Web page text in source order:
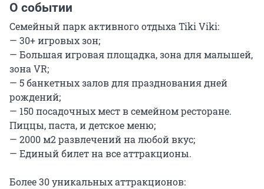
О событии
Семейный парк активного отдыха Tiki Viki:
— 30+ игровых зон;
— Большая игровая площадка, зона для малышей,
зона VR;
— 5 банкетных залов для празднования дней
рождений;
— 150 посадочных мест в семейном ресторане.
Пиццы, паста, и детское меню;
— 2000 м2 развлечений на любой вкус;
— Единый билет на все аттракционы.
Более 30 уникальных аттракционов: